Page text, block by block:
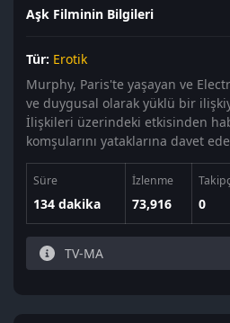
Aşk Filminin Bilgileri
Tür: Erotik
Murphy, Paris'te yaşayan ve
ve duygusal olarak yüklü bir
İlişkileri üzerindeki etkisinden
komşularını yataklarına davet
Süre
134 dakika
İzlenme
73,916 0
TV-MA